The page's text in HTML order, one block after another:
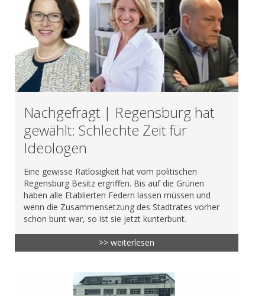
Nachgefragt | Regensburg hat
gewählt: Schlechte Zeit für
Ideologen
Eine gewisse Ratlosigkeit hat vom politischen
Regensburg Besitz ergriffen. Bis auf die Grünen
haben alle Etablierten Federn lassen müssen und
wenn die Zusammensetzung des Stadtrates vorher
schon bunt war, so ist sie jetzt kunterbunt.
>> weiterlesen